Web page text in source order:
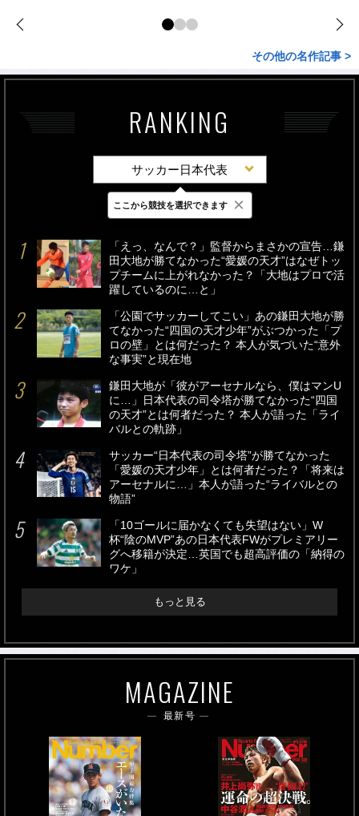
その他の名作記事 >
RANKING
サッカー日本代表
最新 24時間 週間
「えっ、なんで？」監督からまさかの宣告…鎌
田大地が勝てなかった“愛媛の天才”はなぜトッ
プチームに上がれなかった？「大地はプロで活
躍しているのに…と」
「公園でサッカーしてこい」あの鎌田大地が勝
てなかった“四国の天才少年”がぶつかった「プ
ロの壁」とは何だった？ 本人が気づいた“意外
な事実”と現在地
鎌田大地が「彼がアーセナルなら、僕はマンU
に…」日本代表の司令塔が勝てなかった“四国
の天才”とは何者だった？ 本人が語った「ライ
バルとの軌跡」
サッカー“日本代表の司令塔”が勝てなかった
「愛媛の天才少年」とは何者だった？「将来は
アーセナルに…」本人が語った“ライバルとの
物語”
「10ゴールに届かなくても失望はない」W
杯“陰のMVP”あの日本代表FWがプレミアリー
グへ移籍が決定…英国でも超高評価の「納得の
ワケ」
もっと見る
MAGAZINE
最新号
ここから競技を選択できます ×